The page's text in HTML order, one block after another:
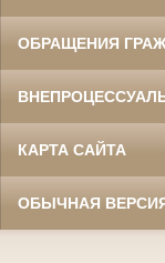
ОБРАЩЕНИЯ
КАРТА САЙТА
ОБЫЧНАЯ